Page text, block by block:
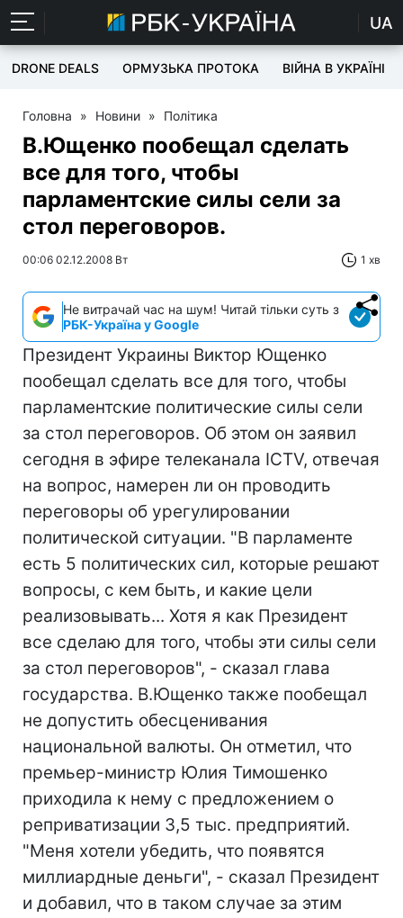
UA
DRONE DEALS ОРМУЗЬКА ПРОТОКА ВІЙНА В УКРАЇНІ
Головна » Новини » Політика
В.Ющенко пообещал сделать
все для того, чтобы
парламентские силы сели за
стол переговоров.
00:06 02.12.2008 Вт 1 хв
Не витрачай час на шум! Читай тільки суть з
РБК-Україна у Google
Президент Украины Виктор Ющенко
пообещал сделать все для того, чтобы
парламентские политические силы сели
за стол переговоров. Об этом он заявил
сегодня в эфире телеканала ICTV, отвечая
на вопрос, намерен ли он проводить
переговоры об урегулировании
политической ситуации. "В парламенте
есть 5 политических сил, которые решают
вопросы, с кем быть, и какие цели
реализовывать... Хотя я как Президент
все сделаю для того, чтобы эти силы сели
за стол переговоров", - сказал глава
государства. В.Ющенко также пообещал
не допустить обесценивания
национальной валюты. Он отметил, что
премьер-министр Юлия Тимошенко
приходила к нему с предложением о
реприватизации 3,5 тыс. предприятий.
"Меня хотели убедить, что появятся
миллиардные деньги", - сказал Президент
и добавил, что в таком случае за этим